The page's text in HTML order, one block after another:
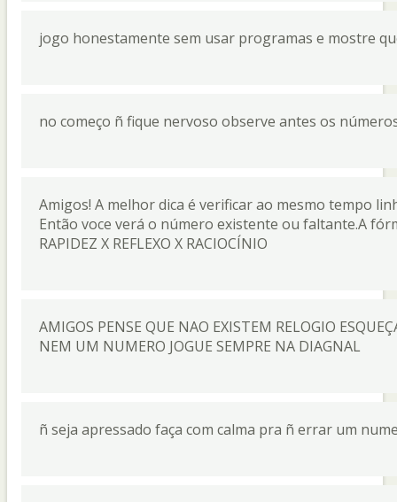
jogo honestamente sem usar programas e mostre
no começo ñ fique nervoso observe antes os
Amigos! A melhor dica é verificar ao mesmo tempo
Então voce verá o número existente ou faltante.A
RAPIDEZ X REFLEXO X RACIOCÍNIO
AMIGOS PENSE QUE NAO EXISTEM RELOGIO
NEM UM NUMERO JOGUE SEMPRE NA DIAGNAL
ñ seja apressado faça com calma pra ñ errar um